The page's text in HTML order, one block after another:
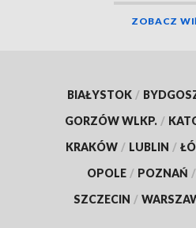
ZOBACZ
BIAŁYSTOK /
GORZÓW WLKP. /
KRAKÓW / LUBLIN /
OPOLE / POZNAŃ /
SZCZECIN /